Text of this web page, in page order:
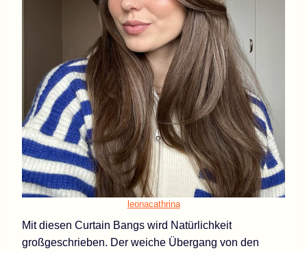
leonacathrina
Mit diesen Curtain Bangs wird Natürlichkeit
großgeschrieben. Der weiche Übergang von den